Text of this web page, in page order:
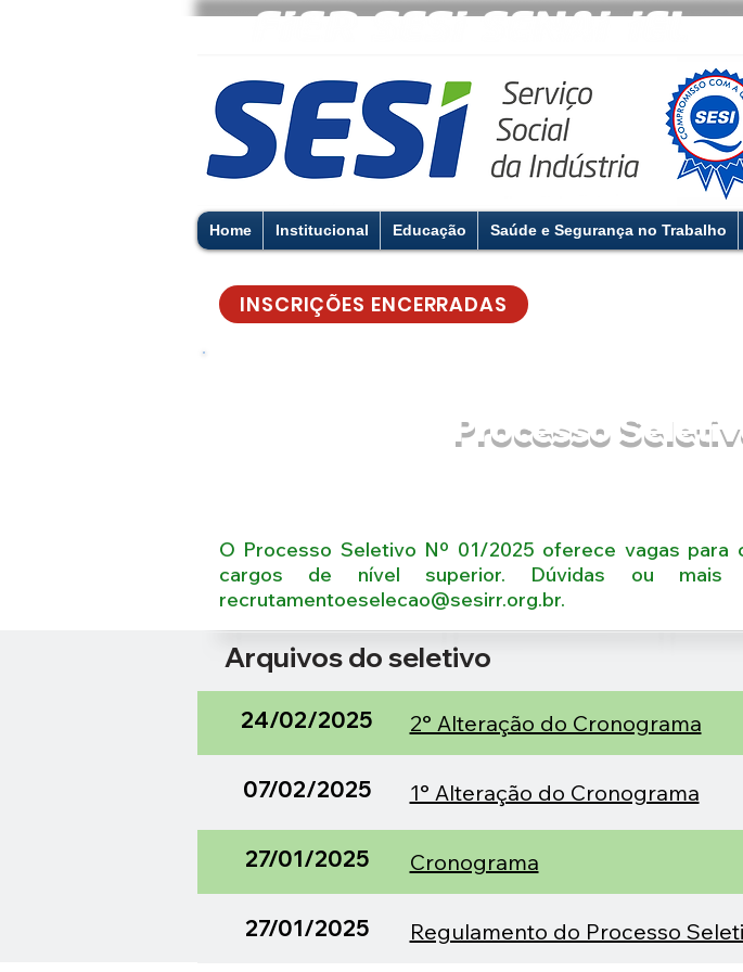
Home Institucional Educação Saúde e Segurança no Trabalho
INSCRIÇÕES ENCERRADAS
Processo
O Processo Seletivo Nº 01/2025 oferece vagas
cargos de nível superior. Dúvidas ou mais
recrutamentoeselecao@sesirr.org.br.
Arquivos do seletivo
24/02/2025 2° Alteração do Cronograma
07/02/2025 1° Alteração do Cronograma
27/01/2025 Cronograma
27/01/2025 Regulamento do Processo